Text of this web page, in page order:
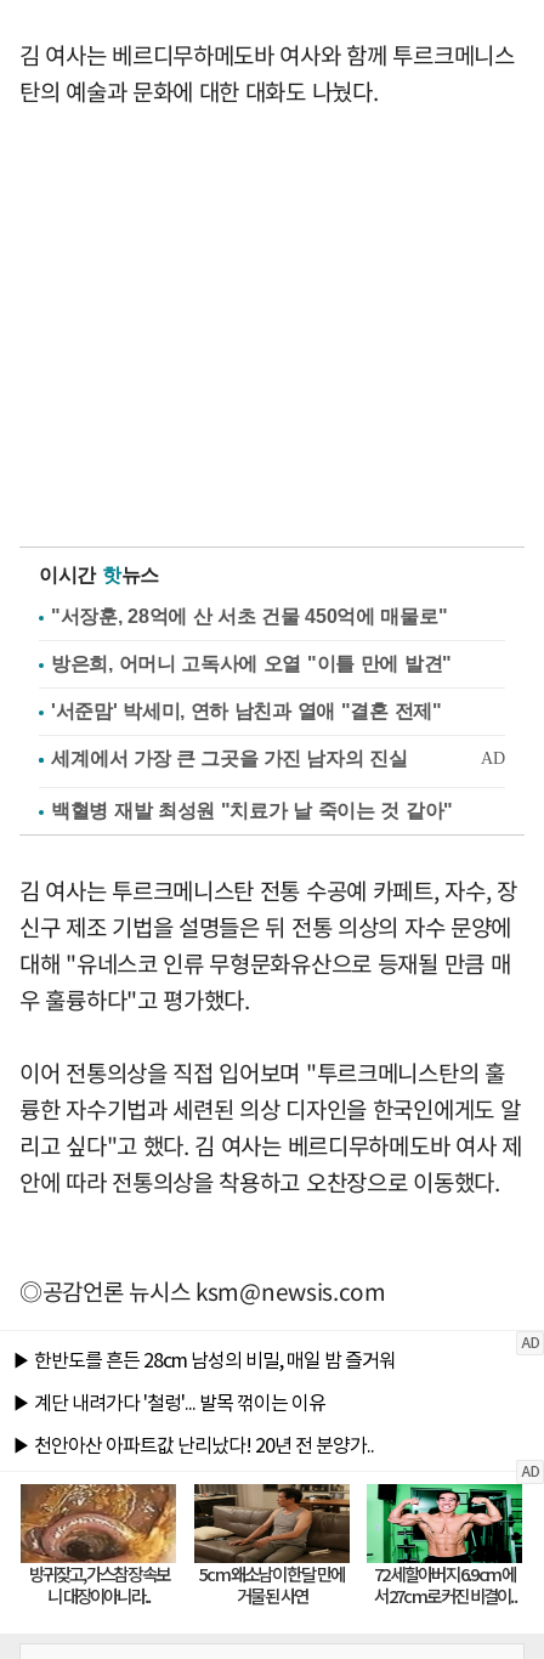
김 여사는 베르디무하메도바 여사와 함께 투르크메니스
탄의 예술과 문화에 대한 대화도 나눴다.
이시간 핫뉴스
"서장훈, 28억에 산 서초 건물 450억에 매물로"
방은희, 어머니 고독사에 오열 "이틀 만에 발견"
'서준맘' 박세미, 연하 남친과 열애 "결혼 전제"
백혈병 재발 최성원 "치료가 날 죽이는 것 같아"
김 여사는 투르크메니스탄 전통 수공예 카페트, 자수, 장
신구 제조 기법을 설명들은 뒤 전통 의상의 자수 문양에
대해 "유네스코 인류 무형문화유산으로 등재될 만큼 매
우 훌륭하다"고 평가했다.
이어 전통의상을 직접 입어보며 "투르크메니스탄의 훌
륭한 자수기법과 세련된 의상 디자인을 한국인에게도 알
리고 싶다"고 했다. 김 여사는 베르디무하메도바 여사 제
안에 따라 전통의상을 착용하고 오찬장으로 이동했다.
◎공감언론 뉴시스ksm@newsis.com